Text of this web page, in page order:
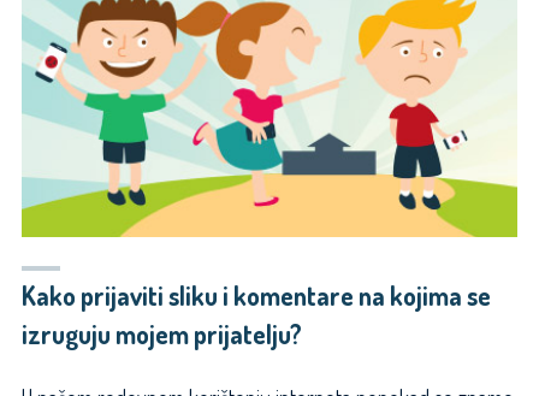
SLIKU
SVOJEG
GOLOG
TIJELA
ILI
ME
NAGOVARA
NJEMU
SLIKU
Kako prijaviti sliku i komentare na kojima se
izruguju mojem prijatelju?